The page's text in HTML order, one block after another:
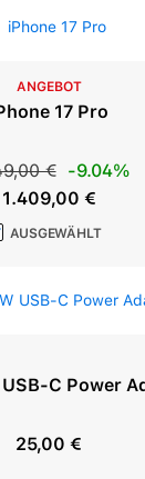
ANGEBOT
17 Pro
Preis:
€
-9.04%
1.409,00 €
AUSGEWÄHLT
C Power
Regulärer
25,00 €